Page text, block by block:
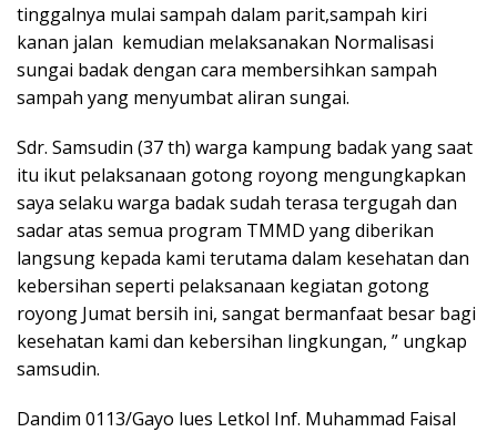
tinggalnya mulai sampah dalam parit,sampah kiri
kanan jalan kemudian melaksanakan Normalisasi
sungai badak dengan cara membersihkan sampah
sampah yang menyumbat aliran sungai.
Sdr. Samsudin (37 th) warga kampung badak yang saat
itu ikut pelaksanaan gotong royong mengungkapkan
saya selaku warga badak sudah terasa tergugah dan
sadar atas semua program TMMD yang diberikan
langsung kepada kami terutama dalam kesehatan dan
kebersihan seperti pelaksanaan kegiatan gotong
royong Jumat bersih ini, sangat bermanfaat besar bagi
kesehatan kami dan kebersihan lingkungan, ” ungkap
samsudin.
Dandim 0113/Gayo lues Letkol Inf. Muhammad Faisal